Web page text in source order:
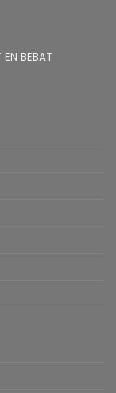
EN BEBAT